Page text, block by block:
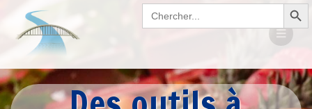
Search Search Button
Passer
au